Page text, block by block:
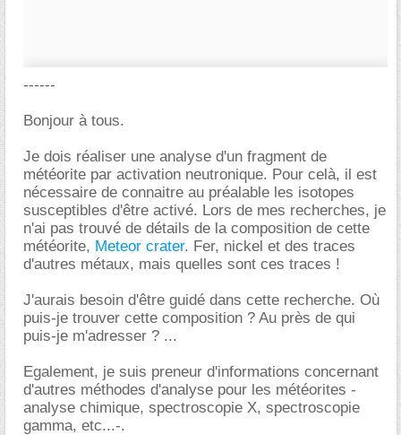
------
Bonjour à tous.
Je dois réaliser une analyse d'un fragment de
météorite par activation neutronique. Pour celà, il est
nécessaire de connaitre au préalable les isotopes
susceptibles d'être activé. Lors de mes recherches, je
n'ai pas trouvé de détails de la composition de cette
météorite, Meteor crater. Fer, nickel et des traces
d'autres métaux, mais quelles sont ces traces !
J'aurais besoin d'être guidé dans cette recherche. Où
puis-je trouver cette composition ? Au près de qui
puis-je m'adresser ? ...
Egalement, je suis preneur d'informations concernant
d'autres méthodes d'analyse pour les météorites -
analyse chimique, spectroscopie X, spectroscopie
gamma, etc...-.